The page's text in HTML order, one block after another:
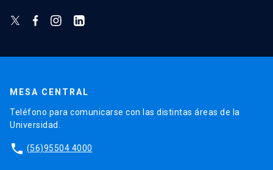
MESA CENTRAL
Teléfono para comunicarse con las distintas áreas de la
Universidad.
phone (56)95504 4000